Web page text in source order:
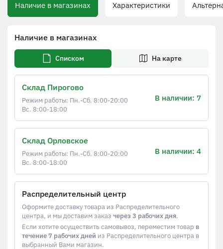
Наличие в магазинах Характеристики
Наличие в магазинах
Списком На карте
Склад Пирогово
Режим работы: Пн.-Сб. 8:00-20:00
Вс. 8:00-18:00
В наличии: 7
Склад Орловское
Режим работы: Пн.-Сб. 8:00-20:00
Вс. 8:00-18:00
В наличии: 4
Распределительный центр
Оформите доставку товара из Распределительного
центра, и мы доставим заказ через 3 рабочих дня.
Если хотите осуществить самовывоз, переместим товар в
течение 7 рабочих дней из Распределительного центра в
выбранный Вами магазин.